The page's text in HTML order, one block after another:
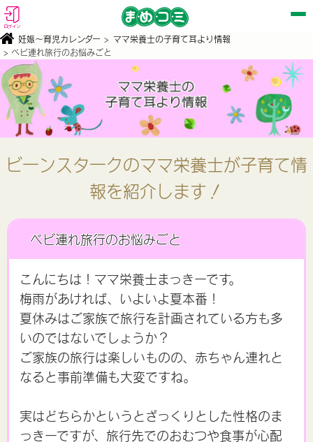
ログイン
妊娠〜育児カレンダー > ママ栄養士の子育て耳より情報
> ベビ連れ旅行のお悩みごと
ビーンスタークのママ栄養士が子育て情
報を紹介します！
ベビ連れ旅行のお悩みごと
こんにちは！ママ栄養士まっきーです。
梅雨があければ、いよいよ夏本番！
夏休みはご家族で旅行を計画されている方も多
いのではないでしょうか？
ご家族の旅行は楽しいものの、赤ちゃん連れと
なると事前準備も大変ですね。
実はどちらかというとざっくりとした性格のま
っきーですが、旅行先でのおむつや食事が心配